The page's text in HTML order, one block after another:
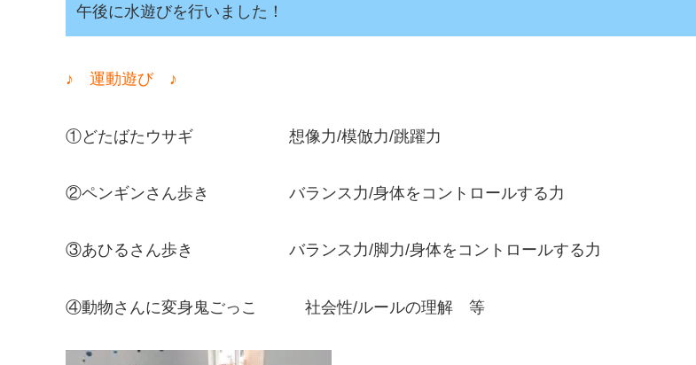
午後に水遊びを行いました！
♪ 運動遊び ♪
①どたばたウサギ 想像力/模倣力/跳躍力
②ペンギンさん歩き バランス力/身体をコントロールする力
③あひるさん歩き バランス力/脚力/身体をコントロールする力
④動物さんに変身鬼ごっこ 社会性/ルールの理解 等